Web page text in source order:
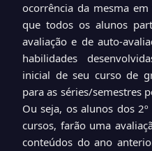
ocorrência da mesma
que todos os alunos
avaliação e de auto-
habilidades
inicial de seu curso de
para as séries/semestres
Ou seja, os alunos dos
cursos, farão uma
conteúdos do ano